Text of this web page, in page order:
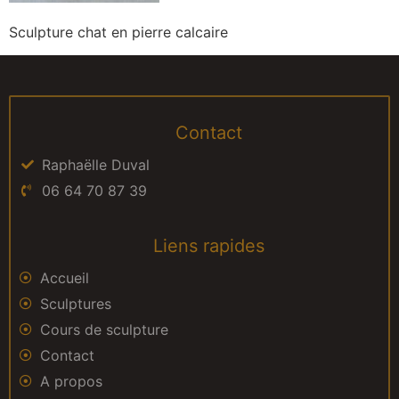
Sculpture chat en pierre calcaire
Contact
Raphaëlle Duval
06 64 70 87 39
Liens rapides
Accueil
Sculptures
Cours de sculpture
Contact
A propos